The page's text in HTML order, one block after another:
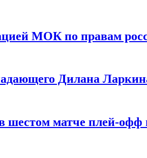
МОК по правам
Дилана
шестом матче плей‑офф